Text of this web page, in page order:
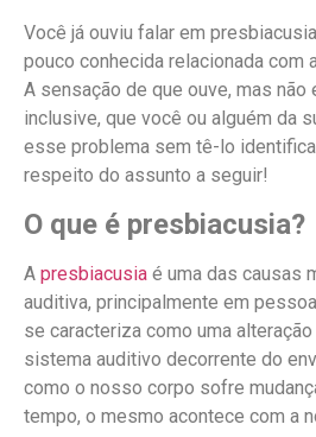
Você já ouviu falar em
pouco conhecida relacionada com
A sensação de que ouve, mas não
inclusive, que você ou alguém da
esse problema sem tê-lo
respeito do assunto a seguir!
O que é presbiacusia?
A presbiacusia é uma das causas
auditiva, principalmente em
se caracteriza como uma
sistema auditivo decorrente do
como o nosso corpo sofre
tempo, o mesmo acontece com a